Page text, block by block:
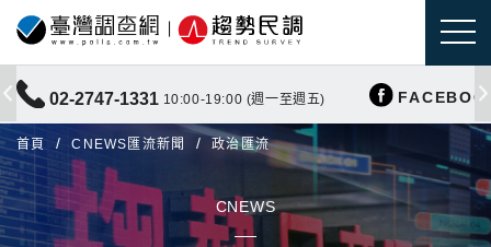
02-2747-1331 10:00-19:00 (週一至週五)
首頁 CNEWS匯流新聞 政治匯流
CNEWS